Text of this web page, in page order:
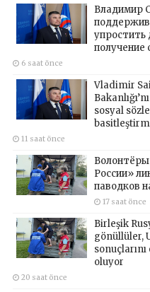
Владимир
упростить
получение
6 saat önce
Vladimir
sosyal
11 saat önce
России»
паводков
17 saat önce
Birleşik
gönüllüler,
oluyor
20 saat önce